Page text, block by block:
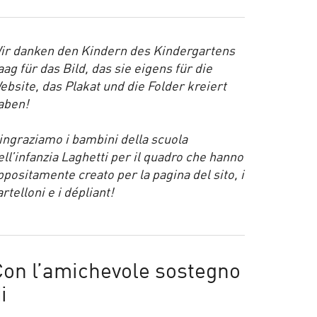
danken den Kindern des Kindergartens
für das Bild, das sie eigens für die
das Plakat und die Folder kreiert
i bambini della scuola
Laghetti per il quadro che hanno
creato per la pagina del sito, i
e i dépliant!
l’amichevole sostegno